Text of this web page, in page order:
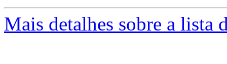
Mais detalhes sobre a lista